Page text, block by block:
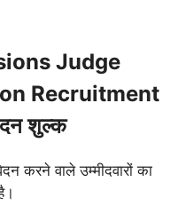
Judge
Recruitment
शुल्क
करने वाले उम्मीदवारों का